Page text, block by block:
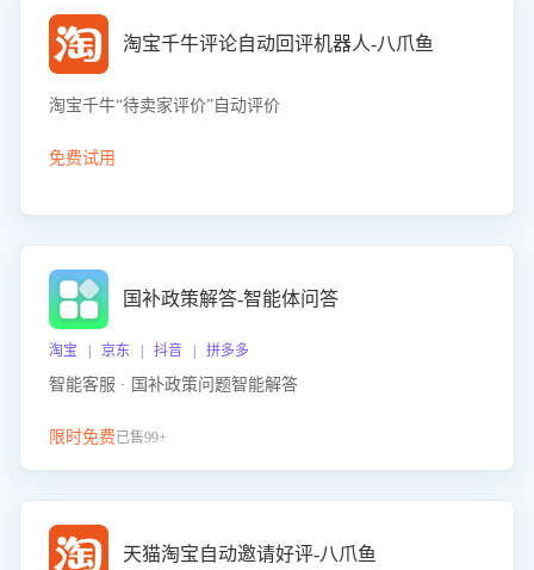
淘宝千牛评论自动回评机器人-八爪鱼
淘宝千牛“待卖家评价”自动评价
免费试用
国补政策解答-智能体问答
淘宝 | 京东 | 抖音 | 拼多多
智能客服 · 国补政策问题智能解答
限时免费已售99+
天猫淘宝自动邀请好评-八爪鱼